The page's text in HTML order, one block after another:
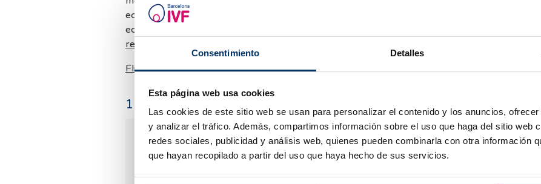
Consentimiento Detalles
Esta página web usa cookies
Las cookies de este sitio web se usan para personalizar el contenido y los anuncios,
y analizar el tráfico. Además, compartimos información sobre el uso que haga del sitio web
redes sociales, publicidad y análisis web, quienes pueden combinarla con otra información
que hayan recopilado a partir del uso que haya hecho de sus servicios.
ecografía se realiza generalmente por vía vaginal. Es muy importante tener una
ecografía ginecológica reciente antes de empezar un tratamiento de
reproducción asistida
Flickr
1 comentarios
Jobs_Faqs2022
28.09.2022
El ecografista le extender un gel sobre la piel y le deslizar por el abdomen